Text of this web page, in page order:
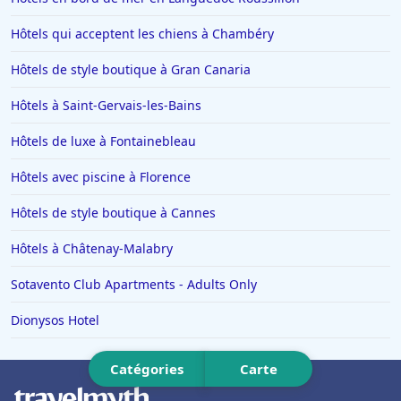
Hôtels à Conques
Hôtels à Trebeurden
Hôtels en Vendée
Hôtels à Sarran
Hôtels à Napoli
Hôtels dans l'Oise
Hôtels à Yport
Hôtels à Hurghada
Hôtels à NantuaCatégories Carte
Hôtels qui acceptent les chiens à Chambéry
Hôtels de style boutique à Gran Canaria
Hôtels à Saint-Gervais-les-Bains
Hôtels de luxe à Fontainebleau
Hôtels avec piscine à Florence
Hôtels de style boutique à Cannes
Hôtels à Châtenay-Malabry
Sotavento Club Apartments - Adults Only
Dionysos Hotel